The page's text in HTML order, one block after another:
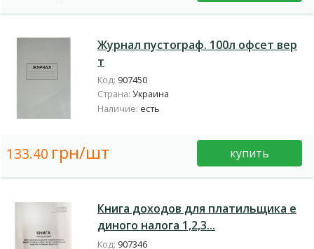
Журнал пустограф. 100л офсет вер
т
Код: 907450
Страна: Украина
Наличие: есть
133.40 грн/шт купить
Книга доходов для платильщика е
диного налога 1,2,3...
Код: 907346